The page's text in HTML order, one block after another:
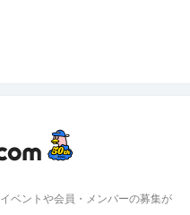
ベントや会員・メンバーの募集が